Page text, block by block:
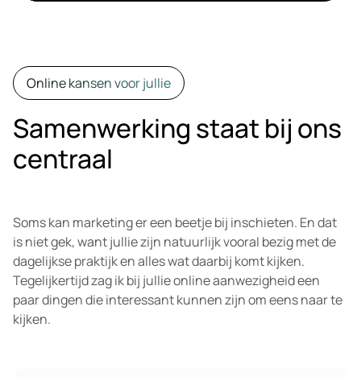
Online kansen voor jullie
Samenwerking staat bij ons
centraal
Soms kan marketing er een beetje bij inschieten. En dat
is niet gek, want jullie zijn natuurlijk vooral bezig met de
dagelijkse praktijk en alles wat daarbij komt kijken.
Tegelijkertijd zag ik bij jullie online aanwezigheid een
paar dingen die interessant kunnen zijn om eens naar te
kijken.